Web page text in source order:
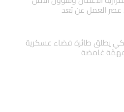
عصر العمل عن بُعد
يطلق طائرة فضاء عسكرية
غامضة